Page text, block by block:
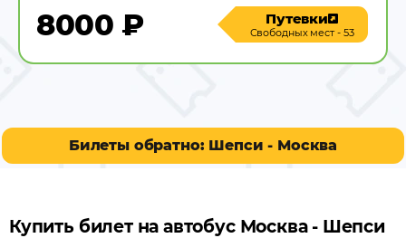
8000 ₽ Путевки
Свободных мест - 53
Билеты обратно: Шепси - Москва
Купить билет на автобус Москва - Шепси